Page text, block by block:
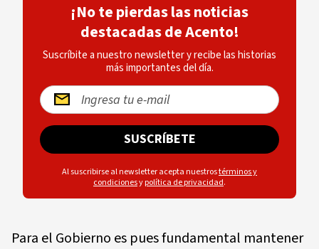
¡No te pierdas las noticias
destacadas de Acento!
Suscríbite a nuestro newsletter y recibe las historias
más importantes del día.
SUSCRÍBETE
Al suscribirse al newsletter acepta nuestrostérminos y
condicionesypolítica de privacidad.
Para el Gobierno es pues fundamental mantener